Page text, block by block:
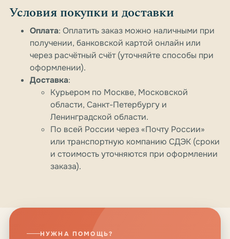
Условия покупки и доставки
Оплата: Оплатить заказ можно наличными при
получении, банковской картой онлайн или
через расчётный счёт (уточняйте способы при
оформлении).
Доставка:
Курьером по Москве, Московской
области, Санкт-Петербургу и
Ленинградской области.
По всей России через «Почту России»
или транспортную компанию СДЭК (сроки
и стоимость уточняются при оформлении
заказа).
НУЖНА ПОМОЩЬ?